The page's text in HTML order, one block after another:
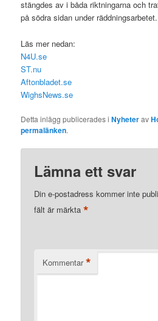
stängdes av i båda riktningarna och
på södra sidan under räddningsarbetet.
Läs mer nedan:
N4U.se
ST.nu
Aftonbladet.se
WighsNews.se
Detta inlägg publicerades iNyheterav
permalänken.
Lämna ett svar
Din e-postadress kommer inte
fält är märkta*
Kommentar *